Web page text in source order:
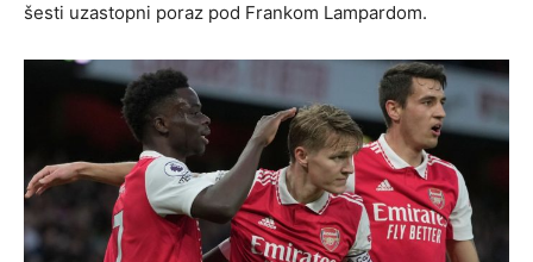
šesti uzastopni poraz pod Frankom Lampardom.